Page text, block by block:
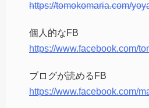
https://tomokomaria.com/
個人的なFB
https://www.facebook.com/
ブログが読めるFB
https://www.facebook.com/